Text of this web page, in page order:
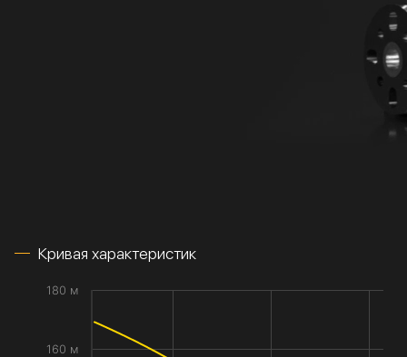
Кривая характеристик
160 м
180 м